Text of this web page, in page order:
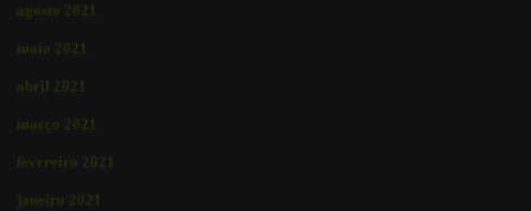
agosto 2021
maio 2021
abril 2021
março 2021
fevereiro 2021
janeiro 2021